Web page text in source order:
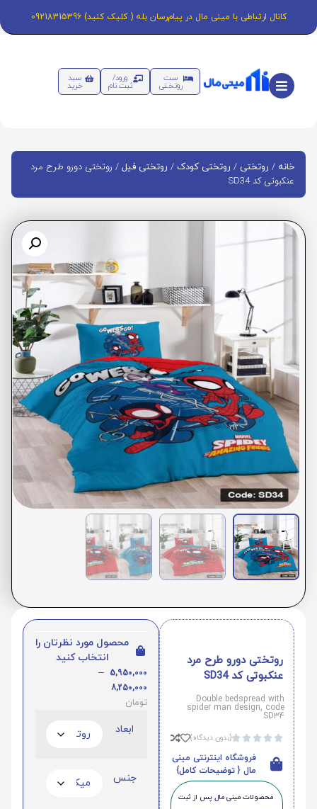
کانال ارتباطی با مینی مال در پیام‌رسان بله ( کلیک کنید) 09218315396
ست
روتختی
ورود/
ثبت نام
سبد
خرید
خانه / روتختی / روتختی کودک / روتختی فیل / روتختی دورو طرح مرد
عنکبوتی کد SD34
روتختی دورو طرح مرد
عنکبوتی کد SD34
Double bedspread with
spider man design, code
SD34




(بدون دیدگاه)
فروشگاه اینترنتی مینی
مال { توضیحات کامل}
محصولات مینی‌ مال پس از ثبت
محصول مورد نظرتان را
انتخاب کنید
5,950,000
–
8,250,000
تومان
ابعاد
جنس